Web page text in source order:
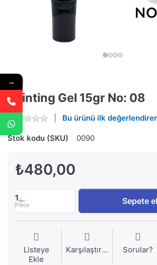
Painting Gel 15gr No: 08
Bu ürünü ilk
Stok kodu (SKU) 0090
₺480,00
1
Piece Sepete
Listeye
Ekle
Karşılaştırma Sorular?
→